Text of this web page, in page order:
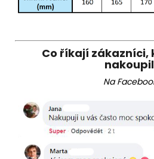
Co říkají zákazníci,
Na